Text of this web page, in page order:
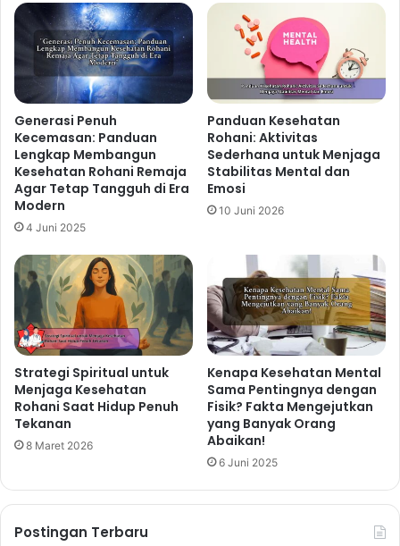
Generasi Penuh
Kecemasan: Panduan
Lengkap Membangun
Kesehatan Rohani Remaja
Agar Tetap Tangguh di Era
Modern
4 Juni 2025
Panduan Kesehatan
Rohani: Aktivitas
Sederhana untuk Menjaga
Stabilitas Mental dan
Emosi
10 Juni 2026
Strategi Spiritual untuk
Menjaga Kesehatan
Rohani Saat Hidup Penuh
Tekanan
8 Maret 2026
Kenapa Kesehatan Mental
Sama Pentingnya dengan
Fisik? Fakta Mengejutkan
yang Banyak Orang
Abaikan!
6 Juni 2025
Postingan Terbaru